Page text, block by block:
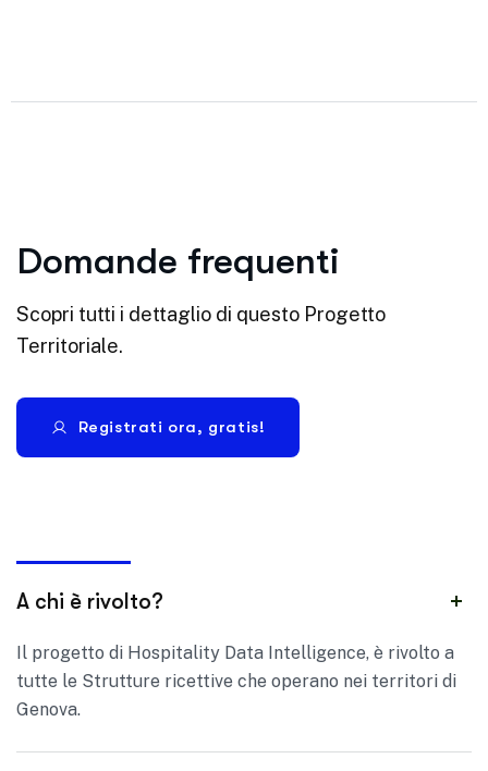
Domande frequenti
Scopri tutti i dettaglio di questo Progetto
Territoriale.
Registrati ora, gratis!
A chi è rivolto?
‍Il progetto di Hospitality Data Intelligence, è rivolto a
tutte le Strutture ricettive che operano nei territori di
Genova.